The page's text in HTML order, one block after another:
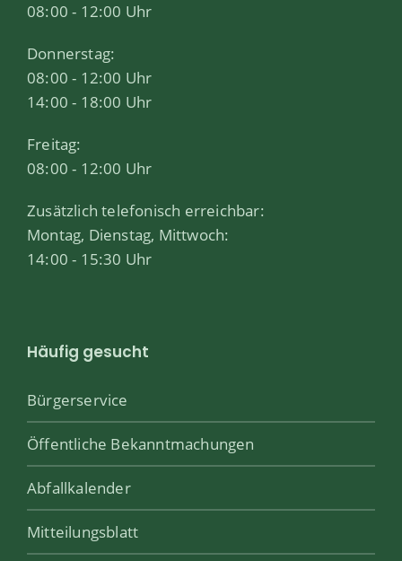
08:00 - 12:00 Uhr
Donnerstag:
08:00 - 12:00 Uhr
14:00 - 18:00 Uhr
Freitag:
08:00 - 12:00 Uhr
Zusätzlich telefonisch erreichbar:
Montag, Dienstag, Mittwoch:
14:00 - 15:30 Uhr
Häufig gesucht
Bürgerservice
Öffentliche Bekanntmachungen
Abfallkalender
Mitteilungsblatt